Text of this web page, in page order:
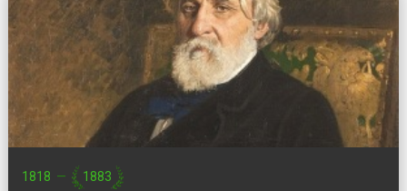
1818 — 1883